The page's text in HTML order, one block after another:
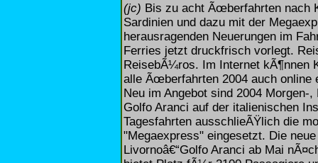
(jc) Bis zu acht Ãœberfahrten nach
Sardinien und dazu mit der
herausragenden Neuerungen im
Ferries jetzt druckfrisch vorlegt.
ReisebÃ¼ros. Im Internet kÃ¶nnen
alle Ãœberfahrten 2004 auch online
Neu im Angebot sind 2004 Morgen-
Golfo Aranci auf der italienischen
Tagesfahrten ausschlieÃŸlich die
"Megaexpress" eingesetzt. Die
Livornoâ€“Golfo Aranci ab Mai